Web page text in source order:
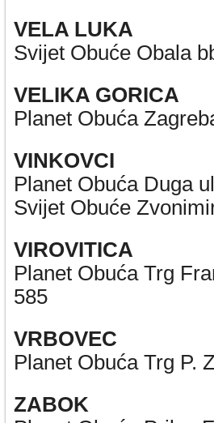
VELA LUKA
Svijet Obuće Obala
VELIKA GORICA
Planet Obuća
VINKOVCI
Planet Obuća Duga
Svijet Obuće
VIROVITICA
Planet Obuća Trg
585
VRBOVEC
Planet Obuća Trg P.
ZABOK